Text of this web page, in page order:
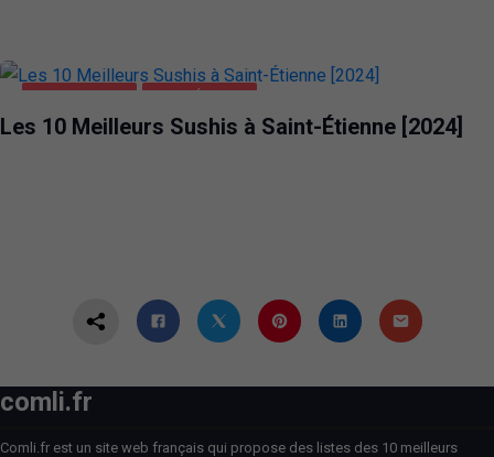
Les 10 Meilleurs Sushis à Saint-Étienne [2024]
comli.fr
Comli.fr est un site web français qui propose des listes des 10 meilleurs